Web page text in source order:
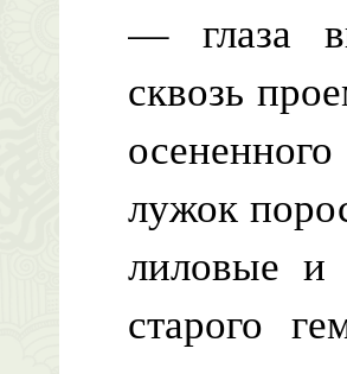
— глаза
сквозь
лужок
лиловые и
старого